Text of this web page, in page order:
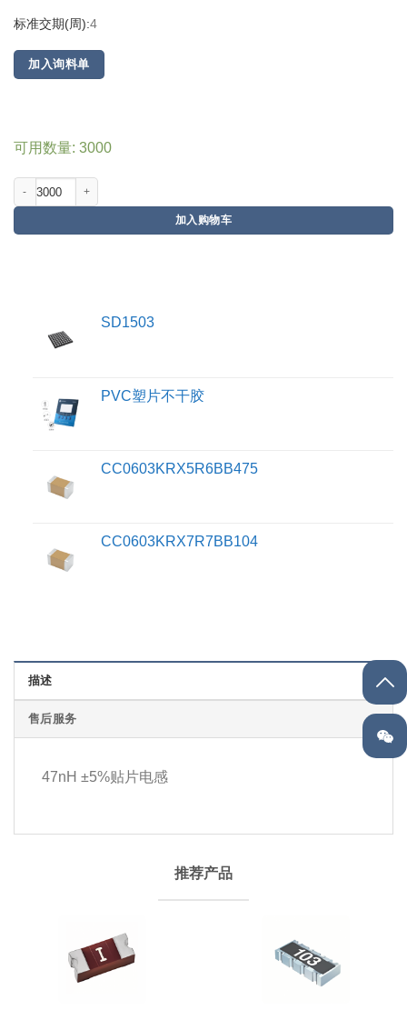
标准交期(周):4
加入询料单
可用数量: 3000
加入购物车
SD1503
PVC塑片不干胶
CC0603KRX5R6BB475
CC0603KRX7R7BB104
描述
售后服务
47nH ±5%贴片电感
推荐产品